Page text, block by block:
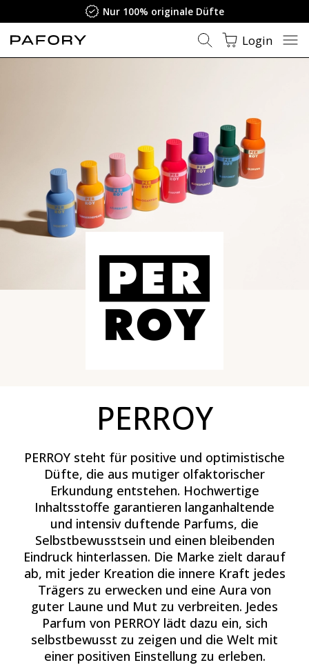
Nur 100% originale Düfte
Login
PERROY
PERROY steht für positive und optimistische
Düfte, die aus mutiger olfaktorischer
Erkundung entstehen. Hochwertige
Inhaltsstoffe garantieren langanhaltende
und intensiv duftende Parfums, die
Selbstbewusstsein und einen bleibenden
Eindruck hinterlassen. Die Marke zielt darauf
ab, mit jeder Kreation die innere Kraft jedes
Trägers zu erwecken und eine Aura von
guter Laune und Mut zu verbreiten. Jedes
Parfum von PERROY lädt dazu ein, sich
selbstbewusst zu zeigen und die Welt mit
einer positiven Einstellung zu erleben.